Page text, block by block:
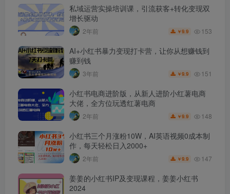
私域运营实操培训课，引流获客+转化变现双
增长驱动
2年前 ￥9.9 153
AI+小红书暴力变现打卡营，让你从想赚钱到
赚到钱
3年前 ￥9.9 151
小红书电商进阶版，从新人进阶小红薯电商
大佬，全方位玩透红薯电商
2年前 ￥9.9 148
小红书三个月涨粉10W，AI英语视频0成本制
作，每天轻松日入2000+
2年前 ￥9.9 147
姜姜的小红书IP及变现课程，姜姜小红书
2024